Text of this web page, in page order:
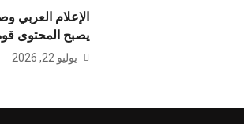
الإعلام العربي
يصبح المحتوى قوة
يوليو 22, 2026